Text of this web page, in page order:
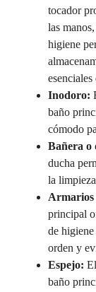
tocador
las
higiene
Inodoro:
baño
cómodo
Bañera o
ducha
la
Armarios
principal
de
orden y
Espejo:
baño